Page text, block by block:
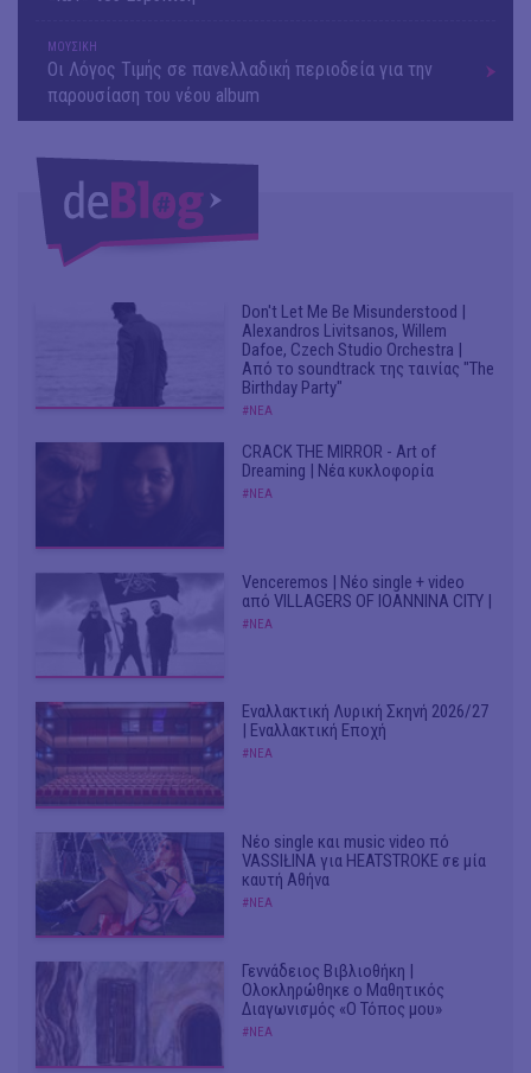
ΜΟΥΣΙΚΗ
Οι Λόγος Τιμής σε πανελλαδική περιοδεία για την
παρουσίαση του νέου album
Don't Let Me Be Misunderstood |
Alexandros Livitsanos, Willem
Dafoe, Czech Studio Orchestra |
Από το soundtrack της ταινίας "The
Birthday Party"
#ΝΕΑ
CRACK THE MIRROR - Art of
Dreaming | Νέα κυκλοφορία
#ΝΕΑ
Venceremos | Νέο single + video
από VILLAGERS OF IOANNINA CITY |
#ΝΕΑ
Εναλλακτική Λυρική Σκηνή 2026/27
| Εναλλακτική Εποχή
#ΝΕΑ
Νέο single και music video πό
VASSIŁINA για HEATSTROKE σε μία
καυτή Αθήνα
#ΝΕΑ
Γεννάδειος Βιβλιοθήκη |
Ολοκληρώθηκε ο Μαθητικός
Διαγωνισμός «Ο Τόπος μου»
#ΝΕΑ